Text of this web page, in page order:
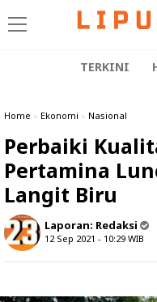
TERKINI
Home » Ekonomi » Nasional
Perbaiki
Pertamina
Langit Biru
Laporan: Redaksi
12 Sep 2021 - 10:29 WIB